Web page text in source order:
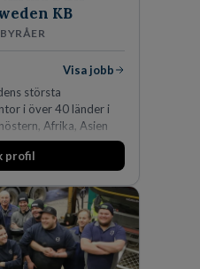
KB
Visa jobb
största
i över 40 länder i
Afrika, Asien
inom
och vi har några
kontor i Stockholm,
och Helsingfors kan vi
klienter en unik,
nordisk
centrala Stockholm är
profil